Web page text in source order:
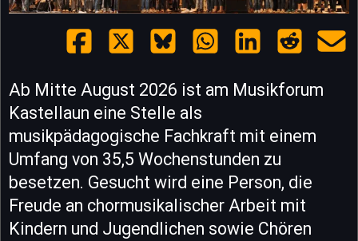
Ab Mitte August 2026 ist am Musikforum
Kastellaun eine Stelle als
musikpädagogische Fachkraft mit einem
Umfang von 35,5 Wochenstunden zu
besetzen. Gesucht wird eine Person, die
Freude an chormusikalischer Arbeit mit
Kindern und Jugendlichen sowie Chören